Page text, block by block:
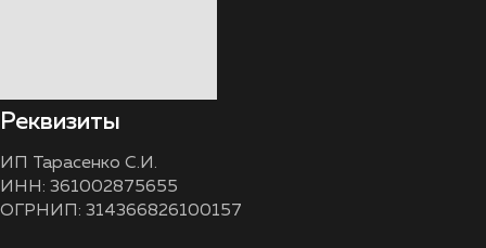
Реквизиты
ИП Тарасенко С.И.
ИНН: 361002875655
ОГРНИП: 314366826100157